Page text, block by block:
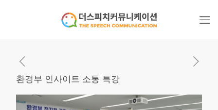
환경부 인사이트 소통 특강